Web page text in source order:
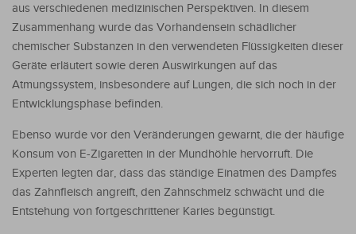
aus verschiedenen medizinischen Perspektiven. In diesem
Zusammenhang wurde das Vorhandensein schädlicher
chemischer Substanzen in den verwendeten Flüssigkeiten dieser
Geräte erläutert sowie deren Auswirkungen auf das
Atmungssystem, insbesondere auf Lungen, die sich noch in der
Entwicklungsphase befinden.
Ebenso wurde vor den Veränderungen gewarnt, die der häufige
Konsum von E-Zigaretten in der Mundhöhle hervorruft. Die
Experten legten dar, dass das ständige Einatmen des Dampfes
das Zahnfleisch angreift, den Zahnschmelz schwächt und die
Entstehung von fortgeschrittener Karies begünstigt.